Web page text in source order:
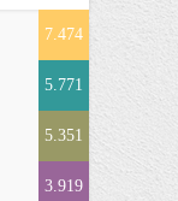
7.474
5.771
5.351
3.919